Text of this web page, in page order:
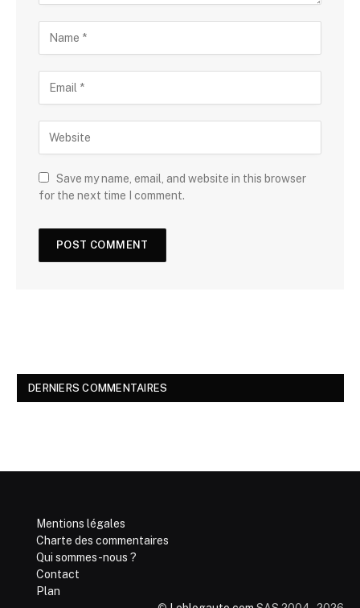
Save my name, email, and website in this browser
for the next time I comment.
DERNIERS COMMENTAIRES
Mentions légales
Charte des commentaires
Qui sommes-nous ?
Contact
Plan